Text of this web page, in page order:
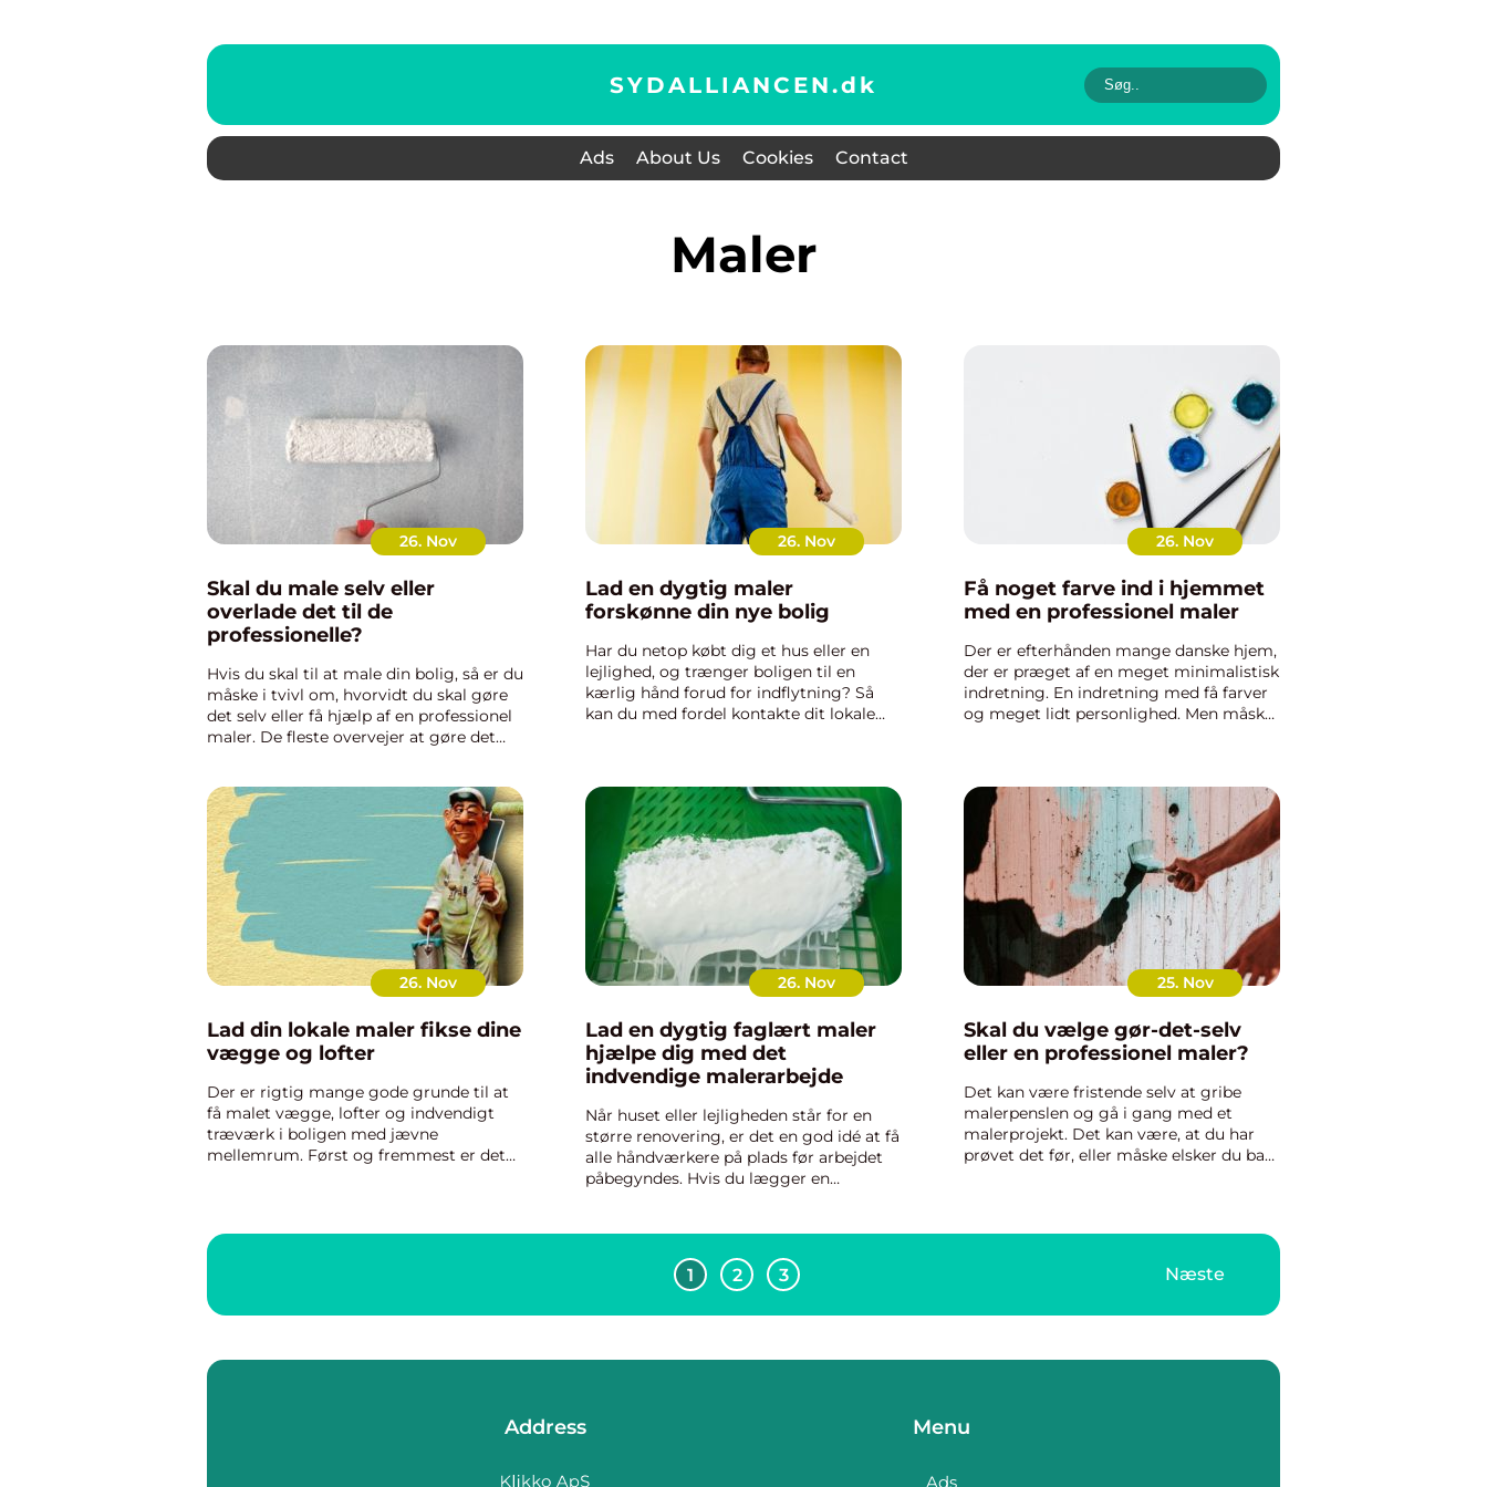
SYDALLIANCEN.dk
Ads About Us Cookies Contact
maler
26. Nov
Skal du male selv eller
overlade det til de
professionelle?
Hvis du skal til at male din bolig, så er du
måske i tvivl om, hvorvidt du skal gøre
det selv eller få hjælp af en professionel
maler. De fleste overvejer at gøre det
alternat...
26. Nov
Lad en dygtig maler
forskønne din nye bolig
Har du netop købt dig et hus eller en
lejlighed, og trænger boligen til en
kærlig hånd forud for indflytning? Så
kan du med fordel kontakte dit lokale
26. Nov
Få noget farve ind i hjemmet
med en professionel maler
Der er efterhånden mange danske hjem,
der er præget af en meget minimalistisk
indretning. En indretning med få farver
og meget lidt personlighed. Men måske
26. Nov
Lad din lokale maler fikse dine
vægge og lofter
Der er rigtig mange gode grunde til at
få malet vægge, lofter og indvendigt
træværk i boligen med jævne
mellemrum. Først og fremmest er det
26. Nov
Lad en dygtig faglært maler
hjælpe dig med det
indvendige malerarbejde
Når huset eller lejligheden står for en
større renovering, er det en god idé at få
alle håndværkere på plads før arbejdet
påbegyndes. Hvis du lægger en
25. Nov
Skal du vælge gør-det-selv
eller en professionel maler?
Det kan være fristende selv at gribe
malerpenslen og gå i gang med et
malerprojekt. Det kan være, at du har
prøvet det før, eller måske elsker du bare
1 2 3 Næste
Address Menu
Ads